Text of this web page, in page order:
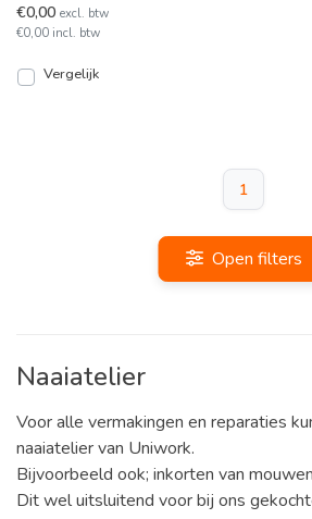
terecht in ons naaia
€0,00 excl. btw
€0,00 incl. btw
Vergelijk
1
Open filters
Naaiatelier
Voor alle vermakingen en reparaties
naaiatelier van Uniwork.
Bijvoorbeeld ook; inkorten van
Dit wel uitsluitend voor bij ons